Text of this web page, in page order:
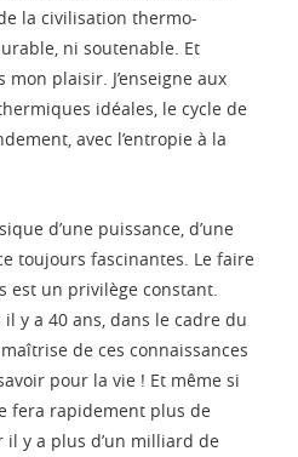
la civilisation thermo-
ni soutenable. Et
plaisir. J’enseigne aux
idéales, le cycle de
avec l’entropie à la
d’une puissance, d’une
toujours fascinantes. Le faire
est un privilège constant.
y a 40 ans, dans le cadre du
de ces connaissances
pour la vie ! Et même si
fera rapidement plus de
il y a plus d’un milliard de